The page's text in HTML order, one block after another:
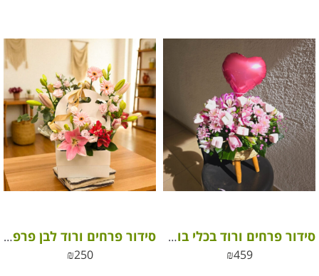
סידור פרחים ורוד בכלי בוהו עם בלון ומרשמלו לבבות – מתנה קסומה ומלאת אהבה
₪459
סידור פרחים ורוד לבן פרפרים
₪250